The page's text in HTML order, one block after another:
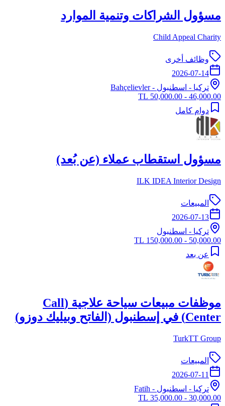
مسؤول الشراكات وتنمية الموارد
Child Appeal Charity
وظائف أخرى
2026-07-14
تركيا - اسطنبول - Bahçelievler
46,000.00 - 50,000.00 TL
دوام كامل
مسؤول استقطاب عملاء (عن بُعد)
ILK IDEA Interior Design
المبيعات
2026-07-13
تركيا - اسطنبول
50,000.00 - 150,000.00 TL
عن بعد
موظفات مبيعات سياحة علاجية (Call
Center) في إسطنبول (الفاتح وبيليك دوزو)
TurkTT Group
المبيعات
2026-07-11
تركيا - اسطنبول - Fatih
30,000.00 - 35,000.00 TL